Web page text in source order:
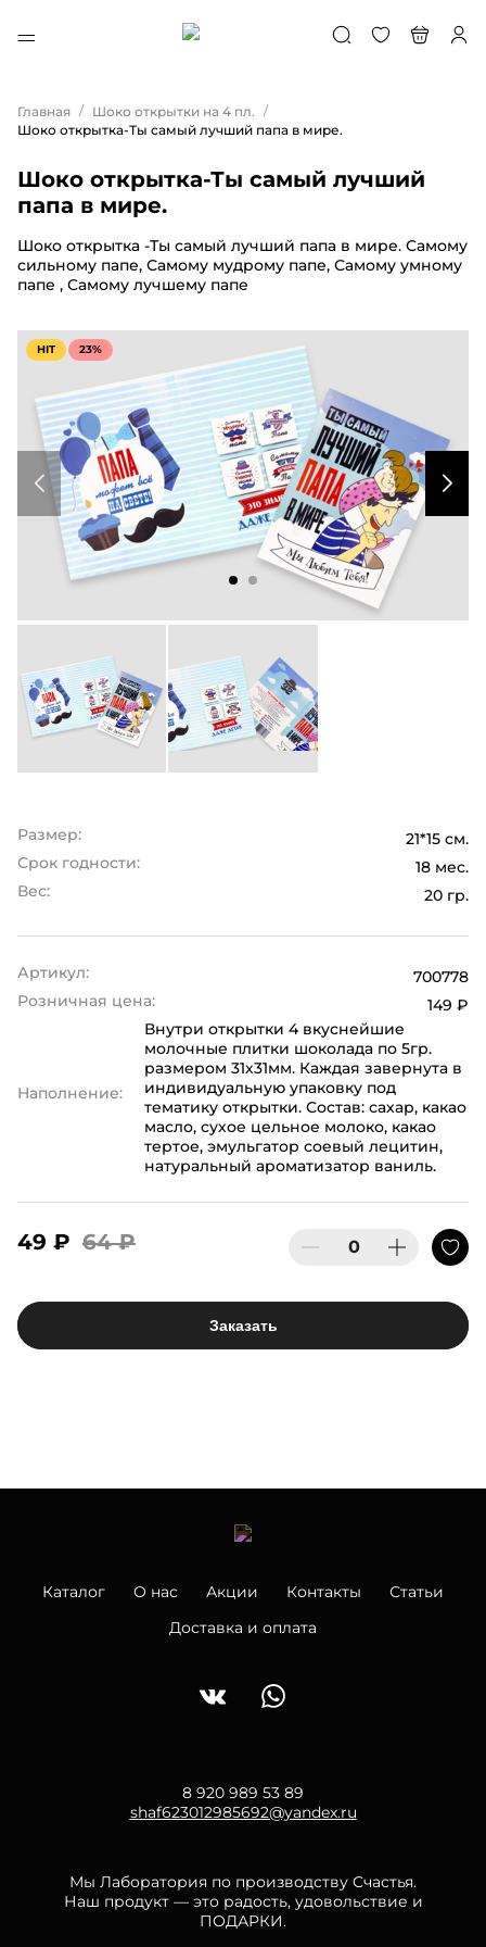
Главная / Шоко открытки на 4 пл. /
Шоко открытка-Ты самый лучший папа в мире.
Шоко открытка-Ты самый лучший
папа в мире.
Шоко открытка -Ты самый лучший папа в мире. Самому
сильному папе, Самому мудрому папе, Самому умному
папе , Самому лучшему папе
HIT 23%
Размер:
21*15 см.
Срок годности:
18 мес.
Вес:
20 гр.
Артикул:
700778
Розничная цена:
149 ₽
Наполнение:
Внутри открытки 4 вкуснейшие
молочные плитки шоколада по 5гр.
размером 31х31мм. Каждая завернута в
индивидуальную упаковку под
тематику открытки. Состав: сахар, какао
масло, сухое цельное молоко, какао
тертое, эмульгатор соевый лецитин,
натуральный ароматизатор ваниль.
49 ₽ 64 ₽
Заказать
Каталог О нас Акции Контакты
Статьи
Доставка и оплата
8 920 989 53 89
shaf623012985692@yandex.ru
Мы Лаборатория по производству Счастья.
Наш продукт — это радость, удовольствие и
ПОДАРКИ.